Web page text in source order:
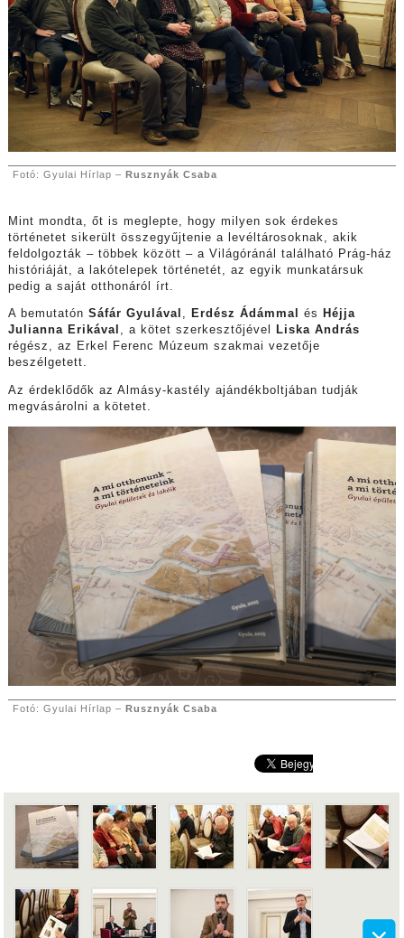
Fotó: Gyulai Hírlap – Rusznyák Csaba
Mint mondta, őt is meglepte, hogy milyen sok érdekes
történetet sikerült összegyűjtenie a levéltárosoknak, akik
feldolgozták – többek között – a Világóránál található Prág-ház
históriáját, a lakótelepek történetét, az egyik munkatársuk
pedig a saját otthonáról írt.
A bemutatón Sáfár Gyulával , Erdész Ádámmal és
Héjja
Julianna Erikával , a kötet szerkesztőjével
Liska András
régész, az Erkel Ferenc Múzeum szakmai vezetője
beszélgetett.
Az érdeklődők az Almásy-kastély ajándékboltjában tudják
megvásárolni a kötetet.
Fotó: Gyulai Hírlap – Rusznyák Csaba